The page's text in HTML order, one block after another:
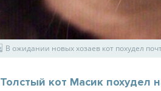
В ожидании новых хозаев кот похудел
Толстый кот Масик похудел